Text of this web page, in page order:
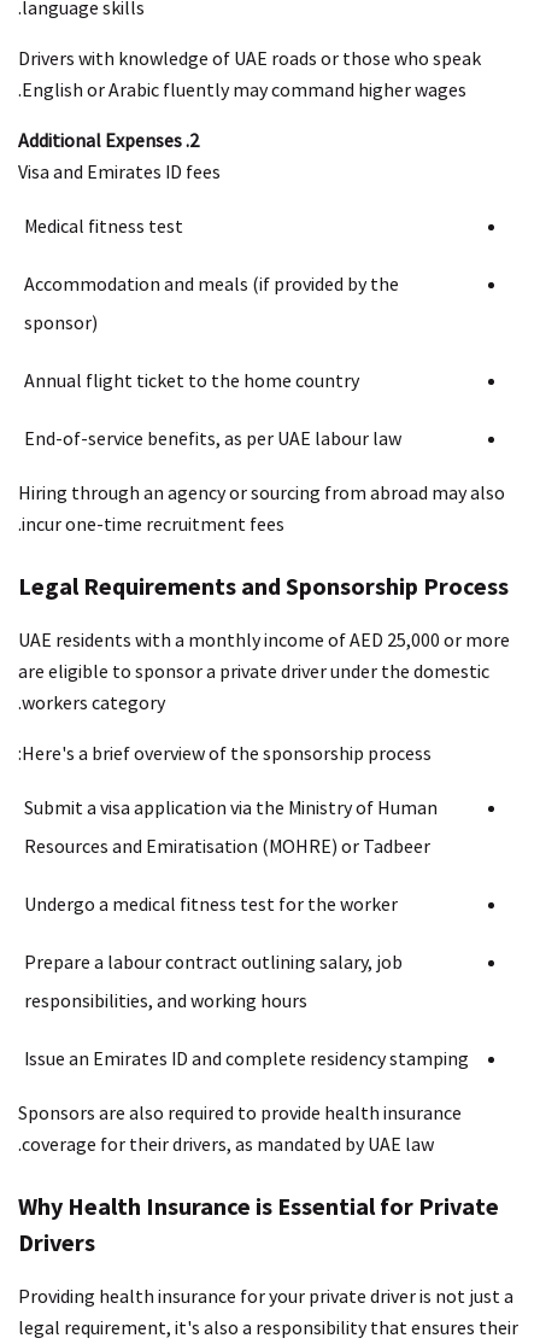
language skills.
Drivers with knowledge of UAE roads or those who speak
English or Arabic fluently may command higher wages.
2. Additional Expenses
Visa and Emirates ID fees
Medical fitness test
Accommodation and meals (if provided by the
sponsor)
Annual flight ticket to the home country
End-of-service benefits, as per UAE labour law
Hiring through an agency or sourcing from abroad may also
incur one-time recruitment fees.
Legal Requirements and Sponsorship Process
UAE residents with a monthly income of AED 25,000 or more
are eligible to sponsor a private driver under the domestic
workers category.
Here's a brief overview of the sponsorship process:
Submit a visa application via the Ministry of Human
Resources and Emiratisation (MOHRE) or Tadbeer
Undergo a medical fitness test for the worker
Prepare a labour contract outlining salary, job
responsibilities, and working hours
Issue an Emirates ID and complete residency stamping
Sponsors are also required to provide health insurance
coverage for their drivers, as mandated by UAE law.
Why Health Insurance is Essential for Private
Drivers
Providing health insurance for your private driver is not just a
legal requirement, it's also a responsibility that ensures their